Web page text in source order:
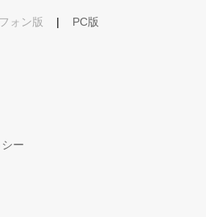
ォン版 | PC版
ー